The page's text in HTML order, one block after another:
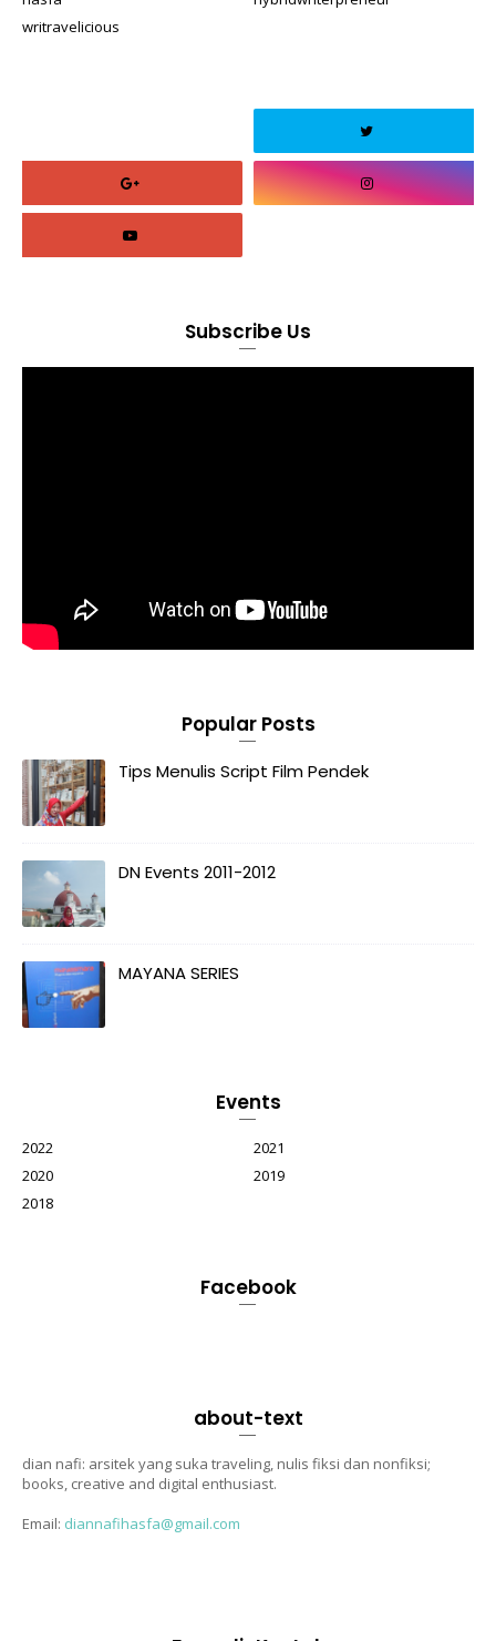
writravelicious
Subscribe Us
Popular Posts
Tips Menulis Script Film Pendek
DN Events 2011-2012
MAYANA SERIES
Events
2022
2021
2020
2019
2018
Facebook
about-text
dian nafi: arsitek yang suka traveling, nulis fiksi dan nonfiksi;
books, creative and digital enthusiast.
Email: diannafihasfa@gmail.com